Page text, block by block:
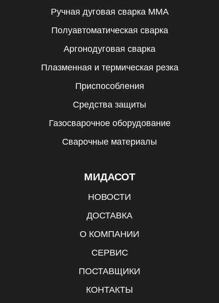
Ручная дуговая сварка MMA
Полуавтоматическая сварка
Аргонодуговая сварка
Плазменная и термическая резка
Приспособления
Средства защиты
Газосварочное оборудование
Сварочные материалы
МИДАСОТ
НОВОСТИ
ДОСТАВКА
О КОМПАНИИ
СЕРВИС
ПОСТАВЩИКИ
КОНТАКТЫ